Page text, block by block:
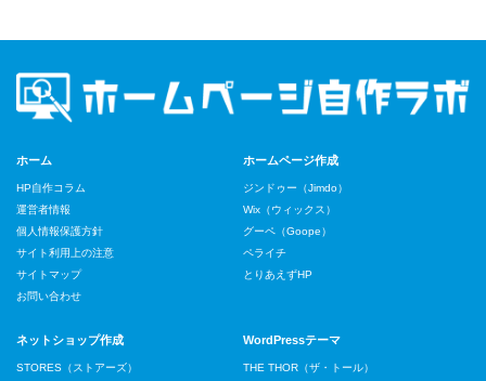
ホーム
HP自作コラム
運営者情報
個人情報保護方針
サイト利用上の注意
サイトマップ
お問い合わせ
ホームページ作成
ジンドゥー（Jimdo）
Wix（ウィックス）
グーペ（Goope）
ペライチ
とりあえずHP
ネットショップ作成
STORES（ストアーズ）
WordPressテーマ
THE THOR（ザ・トール）